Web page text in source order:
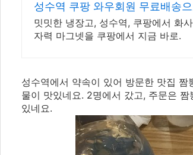
성수역 쿠팡 와우회원 무료배송
밋밋한 냉장고, 성수역, 쿠팡에서 화
자력 마그넷을 쿠팡에서 지금 바로.
성수역에서 약속이 있어 방문한 맛집
물이 맛있네요. 2명에서 갔고, 주문은
있네요.